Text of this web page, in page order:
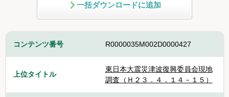
一括ダウンロードに追加
コンテンツ番号 R0000035M002D0000427
上位タイトル
東日本大震災津波復興委員会現地
調査（Ｈ２３．４．１４－１５）